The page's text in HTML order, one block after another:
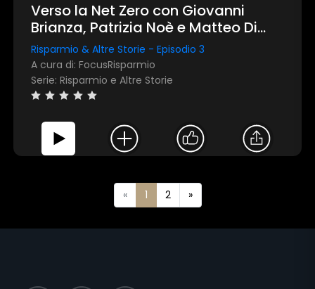
Verso la Net Zero con Giovanni
Brianza, Patrizia Noè e Matteo Di
Castelnuovo
Risparmio & Altre Storie - Episodio 3
A cura di: FocusRisparmio
Serie: Risparmio e Altre Storie
« 1 2 »